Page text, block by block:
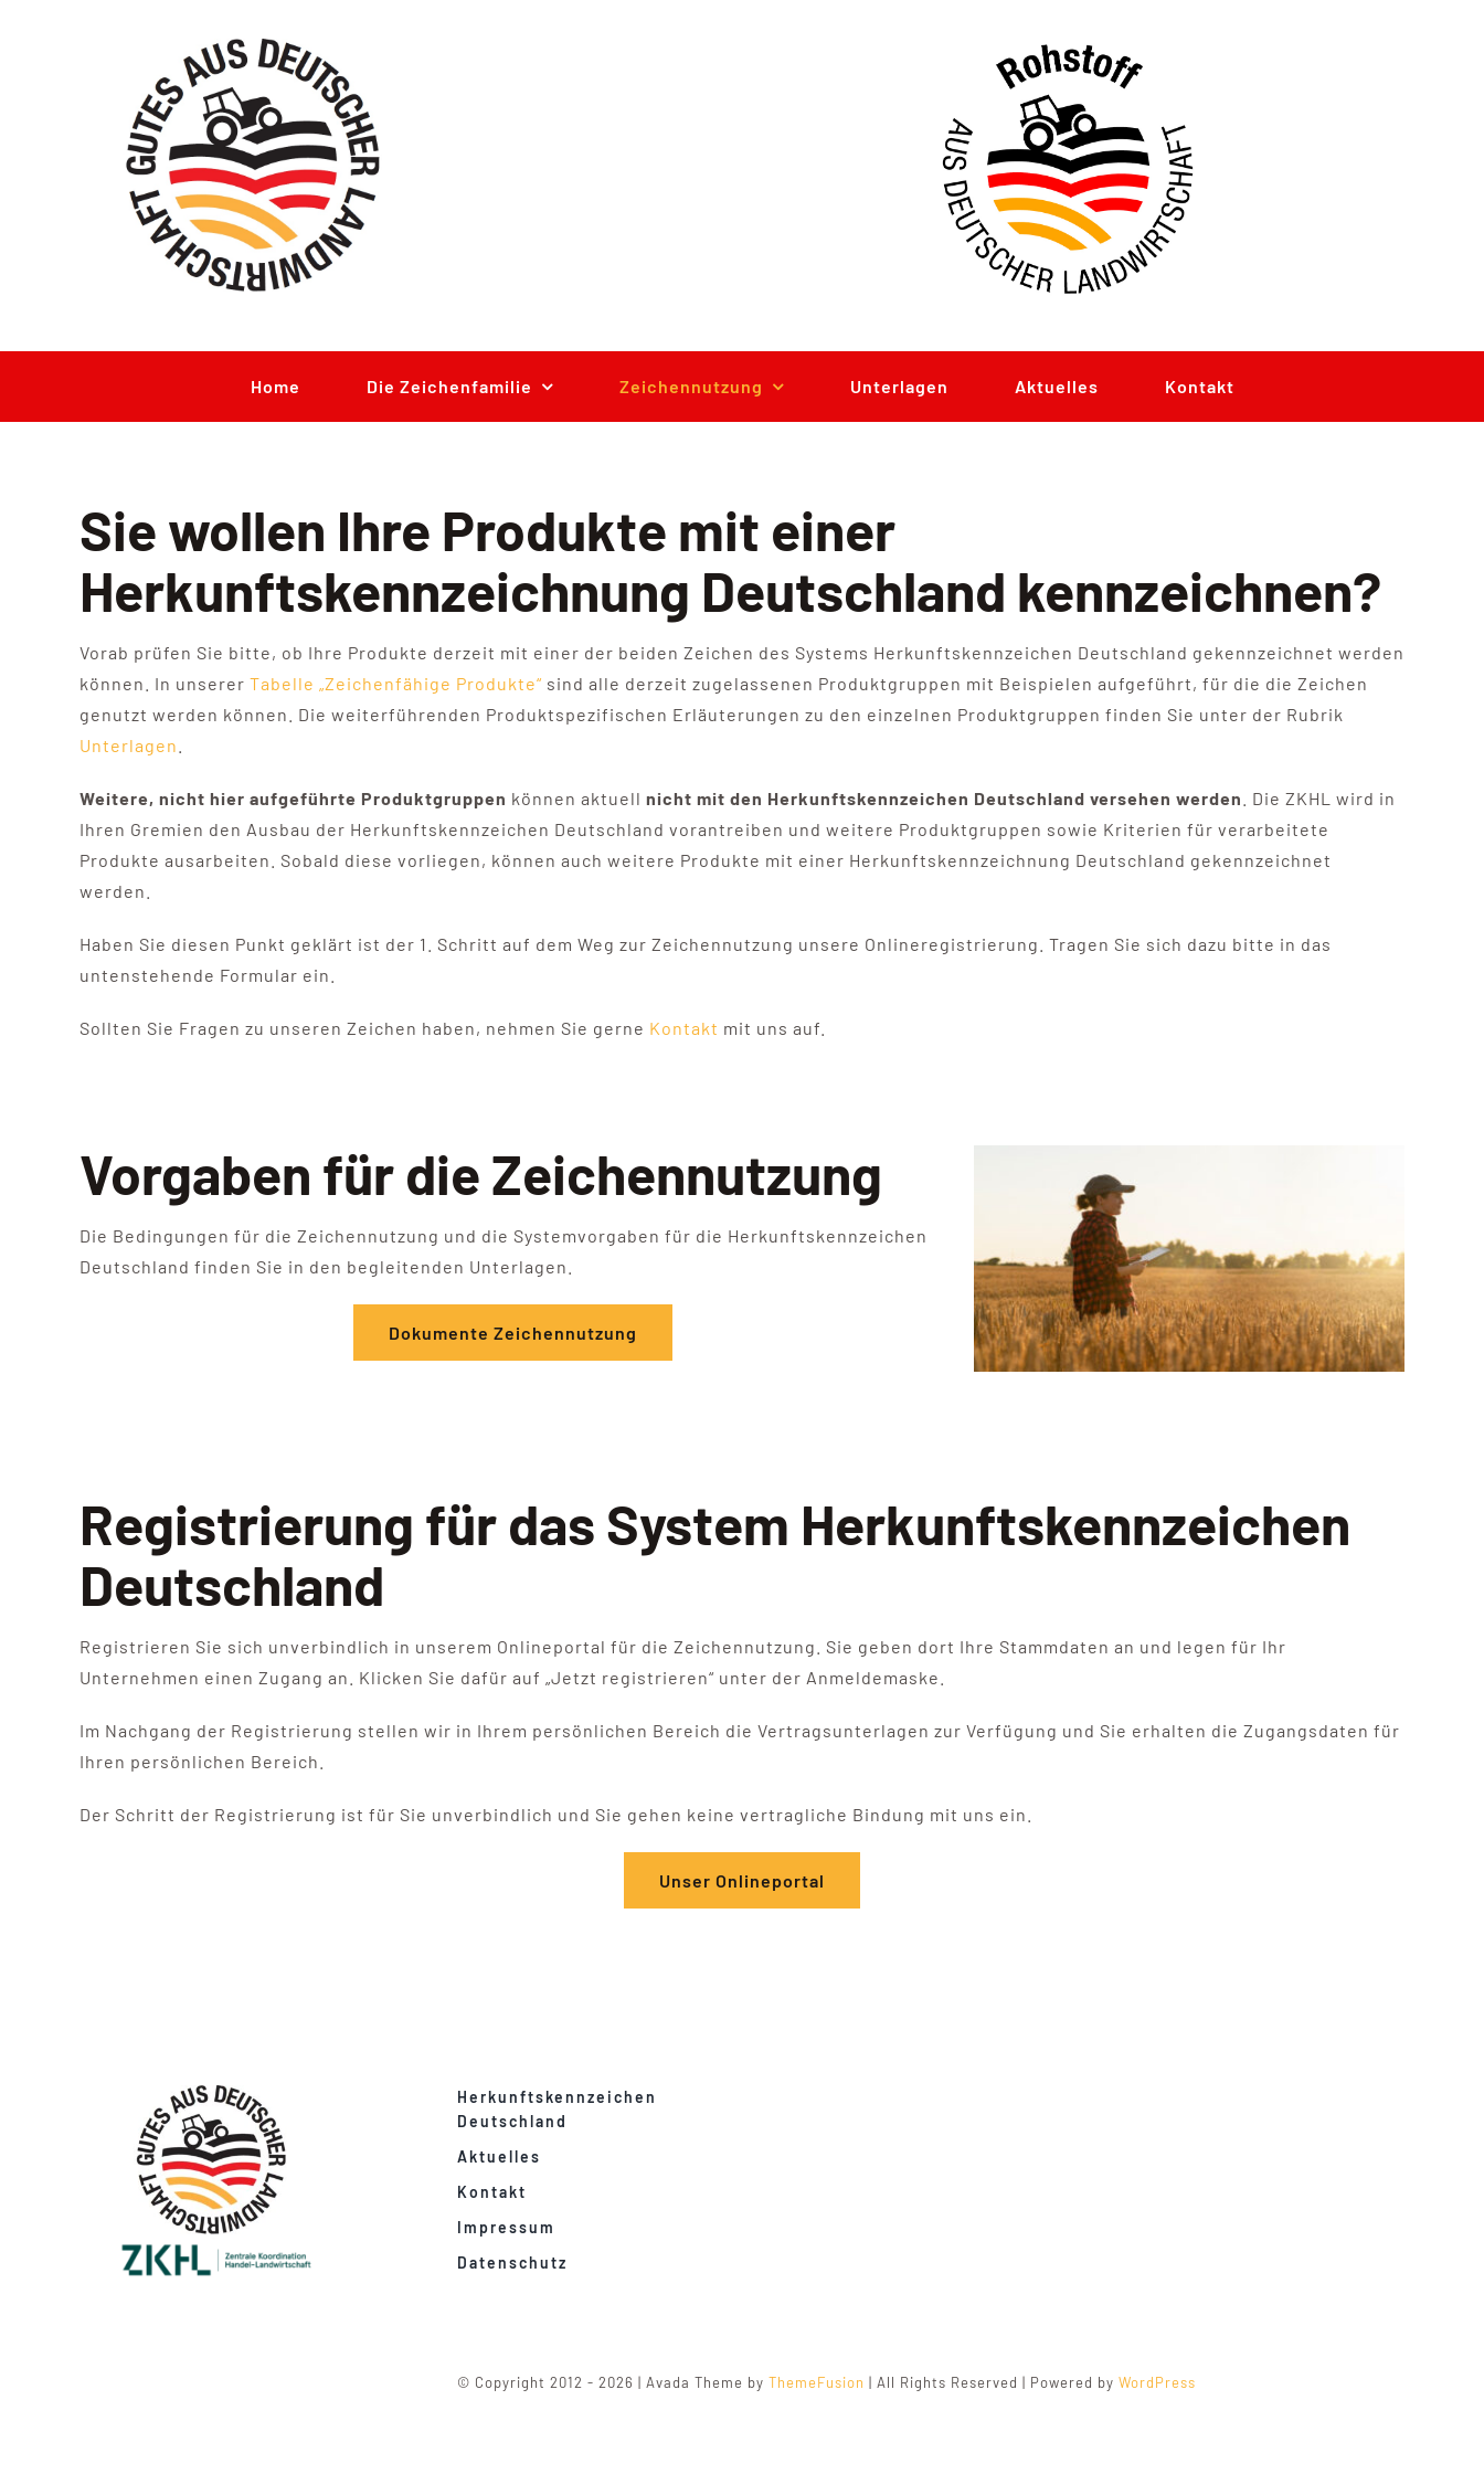
Home Die Zeichenfamilie Zeichennutzung Unterlagen Aktuelles Kontakt
Sie wollen Ihre Produkte mit einer
Herkunftskennzeichnung Deutschland kennzeichnen?
Vorab prüfen Sie bitte, ob Ihre Produkte derzeit mit einer der beiden Zeichen des Systems Herkunftskennzeichen Deutschland gekennzeichnet werden
können. In unserer Tabelle „Zeichenfähige Produkte“ sind alle derzeit zugelassenen Produktgruppen mit Beispielen aufgeführt, für die die Zeichen
genutzt werden können. Die weiterführenden Produktspezifischen Erläuterungen zu den einzelnen Produktgruppen finden Sie unter der Rubrik
Unterlagen
Weitere, nicht hier aufgeführte Produktgruppen können aktuell nicht mit den Herkunftskennzeichen Deutschland versehen werden
. Die ZKHL wird in
Ihren Gremien den Ausbau der Herkunftskennzeichen Deutschland vorantreiben und weitere Produktgruppen sowie Kriterien für verarbeitete
Produkte ausarbeiten. Sobald diese vorliegen, können auch weitere Produkte mit einer Herkunftskennzeichnung Deutschland gekennzeichnet
werden.
Haben Sie diesen Punkt geklärt ist der 1. Schritt auf dem Weg zur Zeichennutzung unsere Onlineregistrierung. Tragen Sie sich dazu bitte in das
untenstehende Formular ein.
Sollten Sie Fragen zu unseren Zeichen haben, nehmen Sie gerne Kontakt mit uns auf.
Vorgaben für die Zeichennutzung
Die Bedingungen für die Zeichennutzung und die Systemvorgaben für die Herkunftskennzeichen
Deutschland finden Sie in den begleitenden Unterlagen.
Dokumente Zeichennutzung
Registrierung für das System Herkunftskennzeichen
Deutschland
Registrieren Sie sich unverbindlich in unserem Onlineportal für die Zeichennutzung. Sie geben dort Ihre Stammdaten an und legen für Ihr
Unternehmen einen Zugang an. Klicken Sie dafür auf „Jetzt registrieren“ unter der Anmeldemaske.
Im Nachgang der Registrierung stellen wir in Ihrem persönlichen Bereich die Vertragsunterlagen zur Verfügung und Sie erhalten die Zugangsdaten für
Ihren persönlichen Bereich.
Der Schritt der Registrierung ist für Sie unverbindlich und Sie gehen keine vertragliche Bindung mit uns ein.
Unser Onlineportal
Herkunftskennzeichen
Deutschland
Aktuelles
Kontakt
Impressum
Datenschutz
© Copyright 2012 - 2026 | Avada Theme by ThemeFusion | All Rights Reserved | Powered by WordPress